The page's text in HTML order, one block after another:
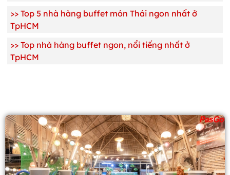
>> Top 5 nhà hàng buffet món Thái ngon nhất ở
TpHCM
>> Top nhà hàng buffet ngon, nổi tiếng nhất ở
TpHCM